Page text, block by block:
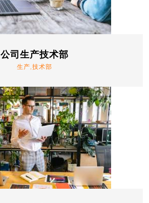
公司生产技术部
生产,技术部